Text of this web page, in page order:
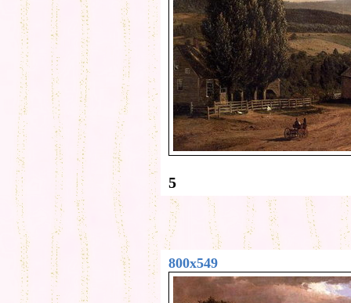
5
800x549